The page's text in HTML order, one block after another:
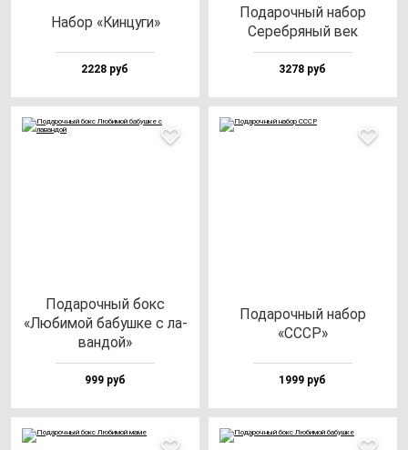
Набор «Кин­цу­ги»
2228 руб
Пода­роч­ный на­бор
Сереб­ря­ный век
3278 руб
Пода­роч­ный бокс
«Люби­мой ба­буш­ке с ла­
ван­дой»
999 руб
Пода­роч­ный на­бор
«СССР»
1999 руб